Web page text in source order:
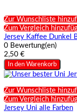
Zur Wunschliste
Zum Vergleich
Jersey Kaffee Dunkel
0 Bewertung(en)
2,50 €
In den Warenkorb
Zur Wunschliste
Zum Vergleich
Jersey Uni alle Farben